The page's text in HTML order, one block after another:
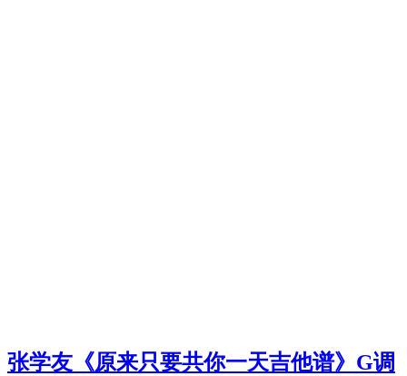
张学友《原来只要共你一天吉他谱》G调